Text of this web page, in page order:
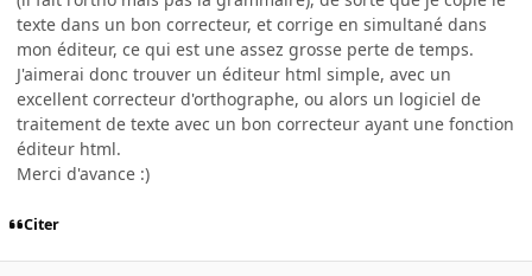
texte dans un bon correcteur, et corrige en simultané dans
mon éditeur, ce qui est une assez grosse perte de temps.
J'aimerai donc trouver un éditeur html simple, avec un
excellent correcteur d'orthographe, ou alors un logiciel de
traitement de texte avec un bon correcteur ayant une fonction
éditeur html.
Merci d'avance :)
Citer